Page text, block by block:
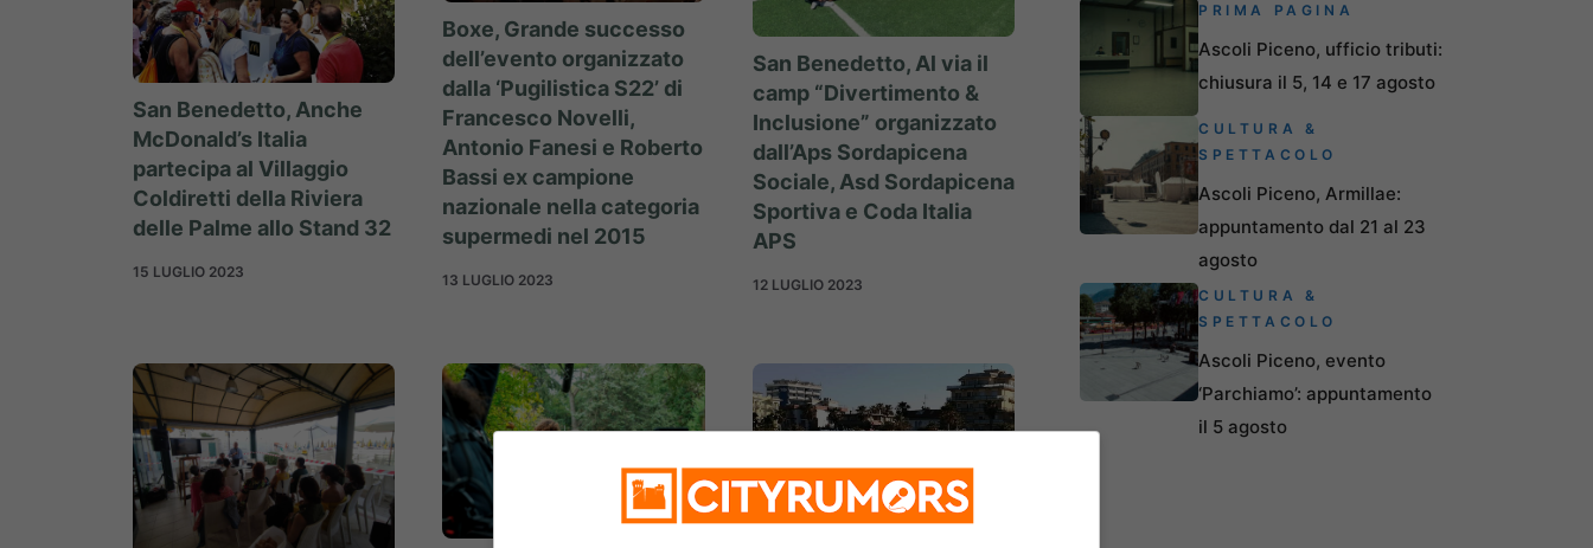
San Benedetto, Anche
McDonald’s Italia
partecipa al Villaggio
Coldiretti della Riviera
delle Palme allo Stand 32
15 LUGLIO 2023
Boxe, Grande successo
dell’evento organizzato
dalla ‘Pugilistica S22’ di
Francesco Novelli,
Antonio Fanesi e Roberto
Bassi ex campione
nazionale nella categoria
supermedi nel 2015
13 LUGLIO 2023
San Benedetto, Al via il
camp “Divertimento &
Inclusione” organizzato
dall’Aps Sordapicena
Sociale, Asd Sordapicena
Sportiva e Coda Italia
APS
12 LUGLIO 2023
PRIMA PAGINA
Ascoli Piceno, ufficio tributi:
chiusura il 5, 14 e 17 agosto
CULTURA &
SPETTACOLO
Ascoli Piceno, Armillae:
appuntamento dal 21 al 23
agosto
CULTURA &
SPETTACOLO
Ascoli Piceno, evento
‘Parchiamo’: appuntamento
il 5 agosto